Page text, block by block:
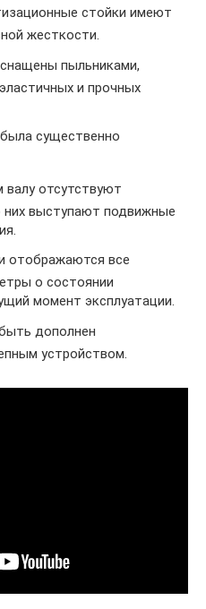
стойки имеют
жесткости.
пыльниками,
и прочных
существенно
отсутствуют
них выступают подвижные
отображаются все
о состоянии
момент эксплуатации.
дополнен
устройством.